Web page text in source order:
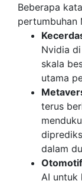
Beberapa
pertumbuhan
Nvidia
skala
utama
terus
dalam
AI untuk